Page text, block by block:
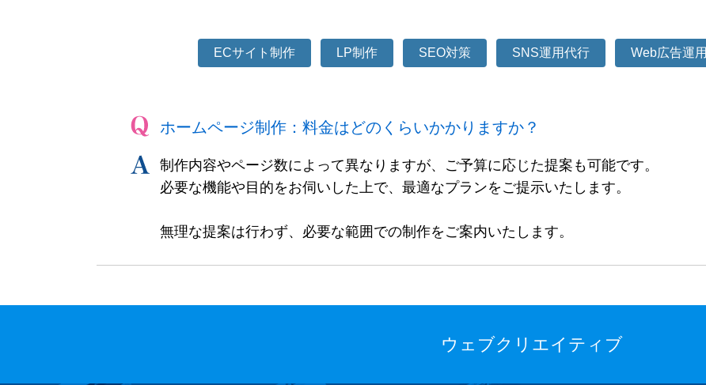
ECサイト制作 LP制作 SEO対策 SNS運用代行 Web広告運用
ホームページ制作：料金はどのくらいかかりますか？
制作内容やページ数によって異なりますが、ご予算に応じた提案も可能です。
必要な機能や目的をお伺いした上で、最適なプランをご提示いたします。
無理な提案は行わず、必要な範囲での制作をご案内いたします。
ウェブクリエイティブ